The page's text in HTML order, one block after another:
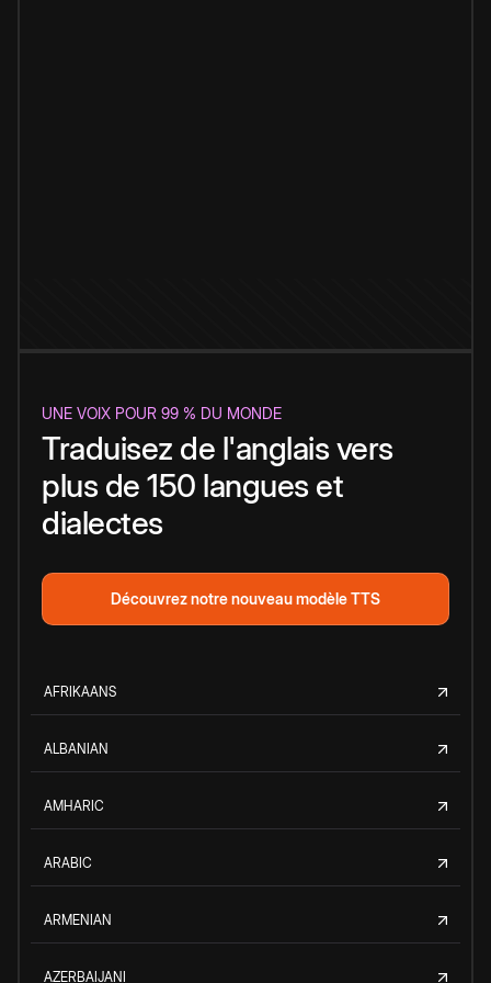
UNE VOIX POUR 99 % DU MONDE
Traduisez de l'anglais vers
plus de 150 langues et
dialectes
Découvrez notre nouveau modèle TTS
AFRIKAANS
ALBANIAN
AMHARIC
ARABIC
ARMENIAN
AZERBAIJANI